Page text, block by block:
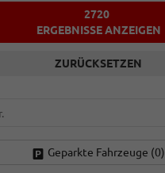
2720
ERGEBNISSE ANZEIGEN
ZURÜCKSETZEN
Geparkte Fahrzeuge (0)